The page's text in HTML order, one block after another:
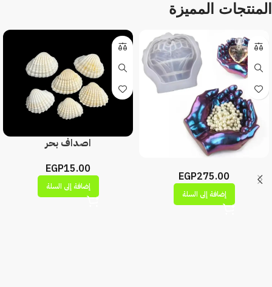
المنتجات المميزة
EGP275.00
إضافة إلى السلة
اصداف بحر
EGP15.00
إضافة إلى السلة